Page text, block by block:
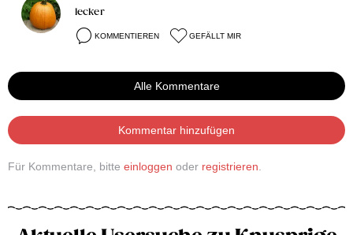
lecker
KOMMENTIEREN GEFÄLLT MIR
Alle Kommentare
Kommentar hinzufügen
Für Kommentare, bitte einloggen oder registrieren